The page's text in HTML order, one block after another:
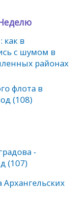
как в
с шумом в
районах
флота в
(108)
-
(107)